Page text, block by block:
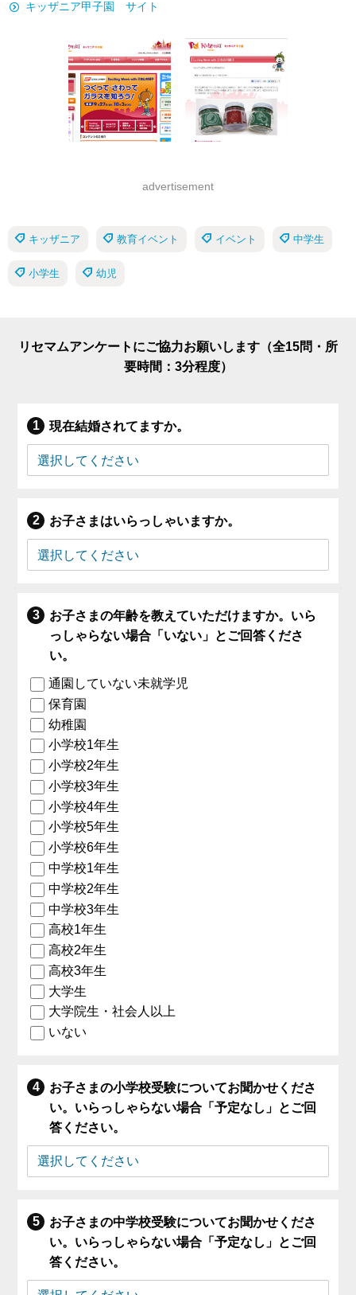
キッザニア甲子園 サイト
advertisement
キッザニア 教育イベント イベント 中学生
小学生 幼児
リセマムアンケートにご協力お願いします（全15問・所
要時間：3分程度）
現在結婚されてますか。
お子さまはいらっしゃいますか。
お子さまの年齢を教えていただけますか。いら
っしゃらない場合「いない」とご回答くださ
い。
通園していない未就学児
保育園
幼稚園
小学校1年生
小学校2年生
小学校3年生
小学校4年生
小学校5年生
小学校6年生
中学校1年生
中学校2年生
中学校3年生
高校1年生
高校2年生
高校3年生
大学生
大学院生・社会人以上
いない
お子さまの小学校受験についてお聞かせくださ
い。いらっしゃらない場合「予定なし」とご回
答ください。
お子さまの中学校受験についてお聞かせくださ
い。いらっしゃらない場合「予定なし」とご回
答ください。